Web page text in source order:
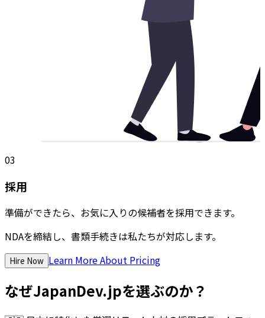
03
採用
準備ができたら、お気に入りの候補者を採用できます。
NDAを締結し、書類手続きは私たちが対応します。
Hire Now Learn More About Pricing
なぜJapanDev.jpを選ぶのか？